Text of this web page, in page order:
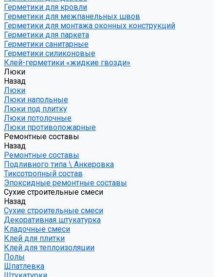
Герметики для кровли
Герметики для межпанельных швов
Герметики для монтажа оконных конструкций
Герметики для паркета
Герметики санитарные
Герметики силиконовые
Клей-герметики «жидкие гвозди»
Люки
Назад
Люки
Люки напольные
Люки под плитку
Люки потолочные
Люки противопожарные
Ремонтные составы
Назад
Ремонтные составы
Подливного типа \ Анкеровка
Тиксотропный состав
Эпоксидные ремонтные составы
Сухие строительные смеси
Назад
Сухие строительные смеси
Декоративная штукатурка
Кладочные смеси
Клей для плитки
Клей для теплоизоляции
Полы
Шпатлевка